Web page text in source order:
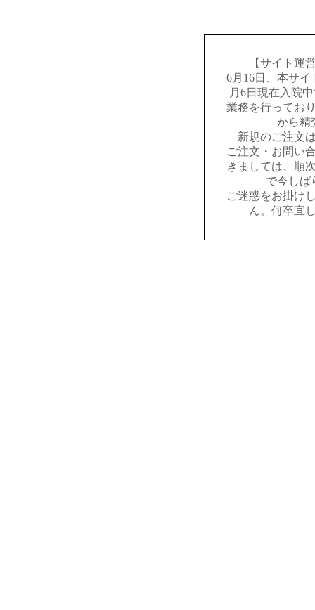
【サイト運
6月16日、本サ
月6日現在入院
業務を行ってお
から精
新規のご注文
ご注文・お問い
きましては、順
で今しば
ご迷惑をお掛け
ん。何卒宜